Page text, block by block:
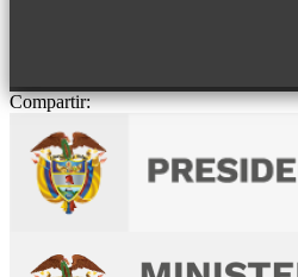
Compartir: